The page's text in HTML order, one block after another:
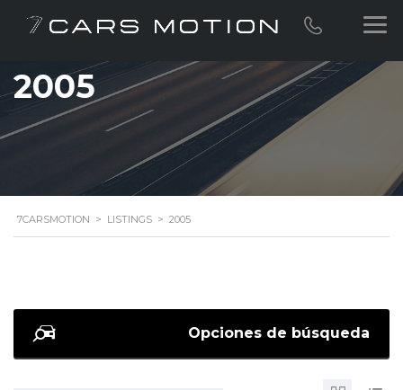
2005
7CARSMOTION > LISTINGS > 2005
Opciones de búsqueda